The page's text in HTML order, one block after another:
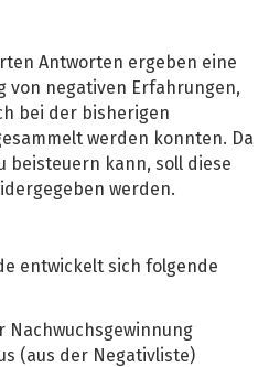
Antworten ergeben eine
von negativen Erfahrungen,
bei der bisherigen
werden konnten. Da
beisteuern kann, soll diese
werden.
entwickelt sich folgende
Nachwuchsgewinnung
(aus der Negativliste)